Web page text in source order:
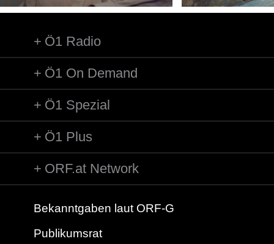
Ö1 Radio
Ö1 On Demand
Ö1 Spezial
Ö1 Plus
ORF.at Network
Bekanntgaben laut ORF-G
Publikumsrat